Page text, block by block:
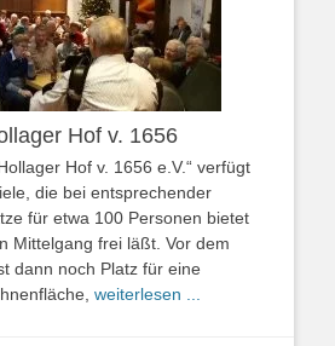
Hof v. 1656
Hof v. 1656 e.V.“ verfügt
die bei entsprechender
für etwa 100 Personen bietet
Mittelgang frei läßt. Vor dem
dann noch Platz für eine
weiterlesen ...